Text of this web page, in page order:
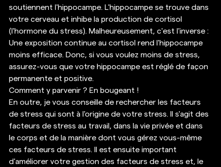
soutiennent l'hippocampe. L'hippocampe se trouve dans
votre cerveau et inhibe la production de cortisol
(l'hormone du stress). Malheureusement, c'est l'inverse :
Une exposition continue au cortisol rend l'hippocampe
moins efficace. Donc, si vous voulez moins de stress,
assurez-vous que votre hippocampe est réglé de façon
permanente et positive.
Comment y parvenir ? En bougeant !
En outre, je vous conseille de rechercher les facteurs
de stress qui sont à l'origine de votre stress. Il s'agit des
facteurs de stress au travail, dans la vie privée et dans
le corps et de la manière dont vous gérez vous-même
ces facteurs de stress. Il est ensuite important
d'améliorer votre gestion des facteurs de stress et, le